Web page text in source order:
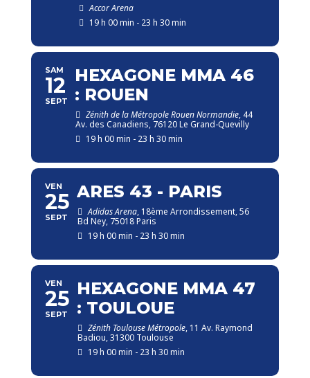
Accor Arena
19 h 00 min - 23 h 30 min
SAM
12
SEPT
HEXAGONE MMA 46
: ROUEN
Zénith de la Métropole Rouen Normandie, 44
Av. des Canadiens, 76120 Le Grand-Quevilly
19 h 00 min - 23 h 30 min
VEN
25
SEPT
ARES 43 - PARIS
Adidas Arena, 18ème Arrondissement, 56
Bd Ney, 75018 Paris
19 h 00 min - 23 h 30 min
VEN
25
SEPT
HEXAGONE MMA 47
: TOULOUE
Zénith Toulouse Métropole, 11 Av. Raymond
Badiou, 31300 Toulouse
19 h 00 min - 23 h 30 min